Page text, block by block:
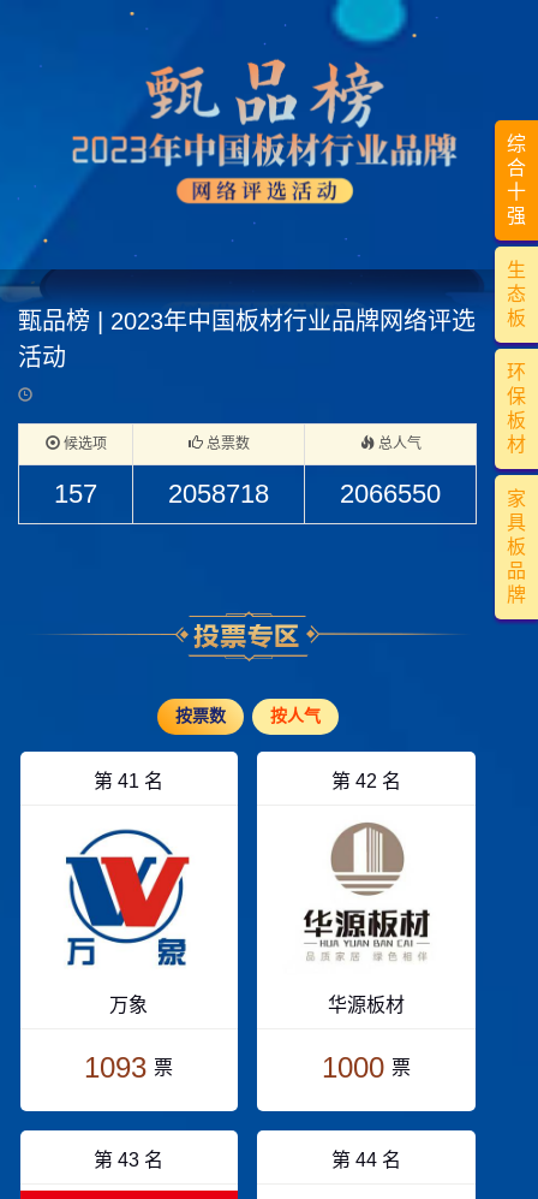
综
合
十
强
生
态
板
环
保
板
材
家
具
板
品
牌
甄品榜 | 2023年中国板材行业品牌网络评选
活动
候选项 总票数 总人气
157 2058718 2066550
按票数 按人气
第 41 名
万象
1093 票
第 42 名
华源板材
1000 票
第 43 名 第 44 名